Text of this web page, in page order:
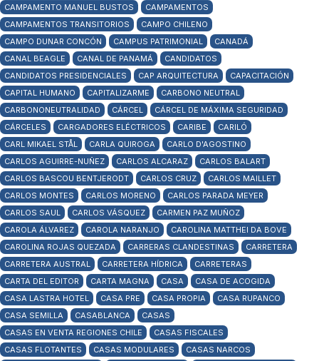
CAMPAMENTO MANUEL BUSTOS
CAMPAMENTOS
CAMPAMENTOS TRANSITORIOS
CAMPO CHILENO
CAMPO DUNAR CONCÓN
CAMPUS PATRIMONIAL
CANADÁ
CANAL BEAGLE
CANAL DE PANAMÁ
CANDIDATOS
CANDIDATOS PRESIDENCIALES
CAP ARQUITECTURA
CAPACITACIÓN
CAPITAL HUMANO
CAPITALIZARME
CARBONO NEUTRAL
CARBONONEUTRALIDAD
CÁRCEL
CÁRCEL DE MÁXIMA SEGURIDAD
CÁRCELES
CARGADORES ELÉCTRICOS CARIBE
CARILÓ
CARL MIKAEL STÅL
CARLA QUIROGA
CARLO D'AGOSTINO
CARLOS AGUIRRE-NUÑEZ
CARLOS ALCARAZ
CARLOS BALART
CARLOS BASCOU BENTJERODT
CARLOS CRUZ
CARLOS MAILLET
CARLOS MONTES
CARLOS MORENO
CARLOS PARADA MEYER
CARLOS SAUL
CARLOS VÁSQUEZ
CARMEN PAZ MUÑOZ
CAROLA ÁLVAREZ
CAROLA NARANJO
CAROLINA MATTHEI DA BOVE
CAROLINA ROJAS QUEZADA
CARRERAS CLANDESTINAS
CARRETERA
CARRETERA AUSTRAL
CARRETERA HÍDRICA
CARRETERAS
CARTA DEL EDITOR
CARTA MAGNA CASA
CASA DE ACOGIDA
CASA LASTRA HOTEL
CASA PRE CASA PROPIA
CASA RUPANCO
CASA SEMILLA
CASABLANCA
CASAS
CASAS EN VENTA REGIONES CHILE
CASAS FISCALES
CASAS FLOTANTES
CASAS MODULARES
CASAS NARCOS